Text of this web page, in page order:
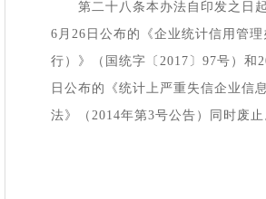
第二十八条本办法自印发之日起
6月26日公布的《企业统计信用管理
行）》（国统字〔2017〕97号）和
日公布的《统计上严重失信企业信
法》（2014年第3号公告）同时废止